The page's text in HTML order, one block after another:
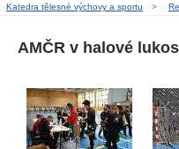
Katedra tělesné výchovy a sportu >
AMČR v halové